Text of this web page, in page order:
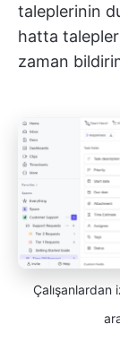
taleplerinin
hatta
zaman